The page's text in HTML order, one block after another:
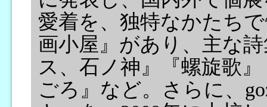
愛着を、独特なかたち
画小屋』があり、主な
ス、石ノ神』『螺旋歌
ごろ』など。さらに、